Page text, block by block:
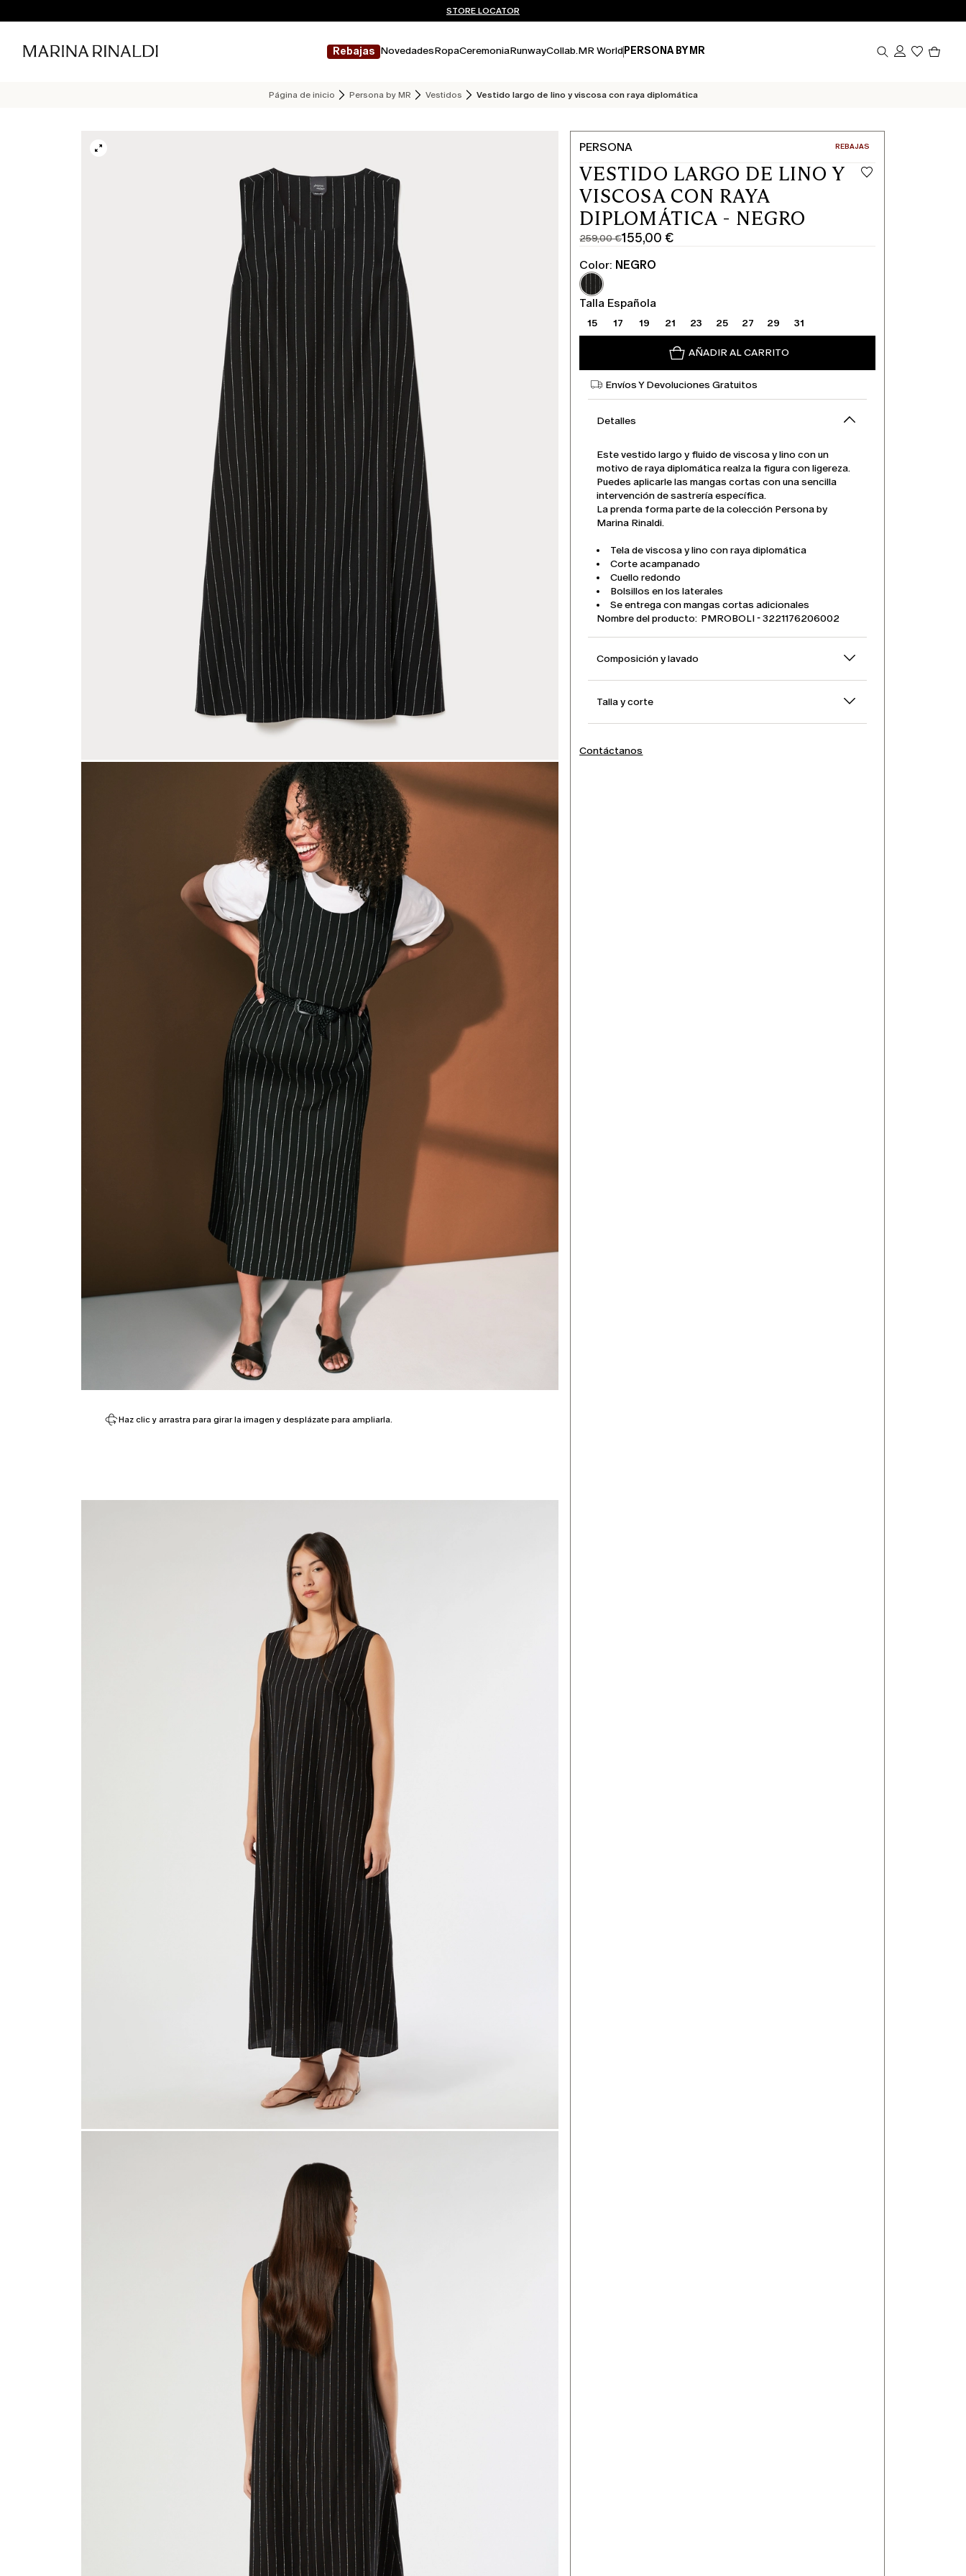
ENVÍO Y DEVOLUCIONES GRATUITOS
¿No tienes una cuenta? REGÍSTRATE AHORA
STORE LOCATOR
Rebajas NovedadesRopaCeremoniaRunwayCollab.MR World PERSONA BY MR
Página de inicio Persona by MR Vestidos Vestido largo de lino y viscosa con raya diplomática
Haz clic y arrastra para girar la imagen y desplázate para ampliarla.
PERSONA CATEGORÍA:
REBAJAS
VESTIDO LARGO DE LINO Y
VISCOSA CON RAYA
DIPLOMÁTICA - NEGRO
259,00 €
Precio
original
259,00
€
155,00 €
Precio
actual
155,00
€
Color: NEGRO
Talla Española
15 17 19 21 23 25 27 29 31
AÑADIR AL CARRITO
Envíos Y Devoluciones Gratuitos
Detalles
Este vestido largo y fluido de viscosa y lino con un
motivo de raya diplomática realza la figura con ligereza.
Puedes aplicarle las mangas cortas con una sencilla
intervención de sastrería específica.
La prenda forma parte de la colección Persona by
Marina Rinaldi.
Tela de viscosa y lino con raya diplomática
Corte acampanado
Cuello redondo
Bolsillos en los laterales
Se entrega con mangas cortas adicionales
Nombre del producto: PMROBOLI - 3221176206002
Composición y lavado
Talla y corte
Contáctanos